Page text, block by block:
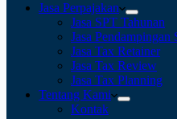
Jasa Perpajakan
Jasa SPT Tahunan
Jasa Pendampingan
Jasa Tax Retainer
Jasa Tax Review
Jasa Tax Planning
Tentang Kami
Kontak